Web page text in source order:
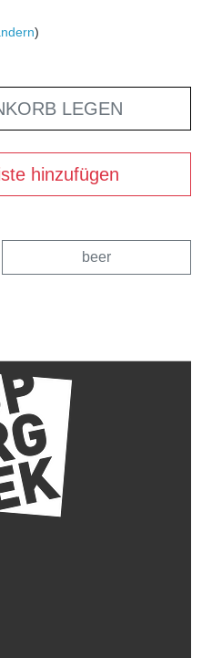
)
LEGEN
hinzufügen
beer